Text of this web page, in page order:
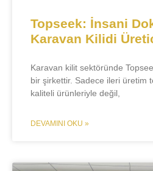
Topseek: İnsani
Karavan Kilidi
Karavan kilit sektöründe
bir şirkettir. Sadece ileri üretim
kaliteli ürünleriyle değil,
DEVAMINI OKU »